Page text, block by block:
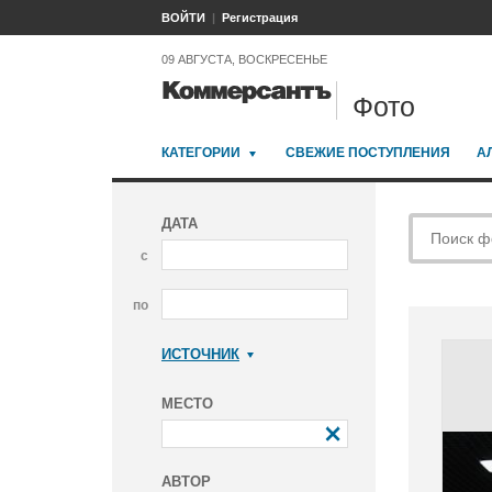
ВОЙТИ Регистрация
09 АВГУСТА, ВОСКРЕСЕНЬЕ
Фото
КАТЕГОРИИ СВЕЖИЕ ПОСТУПЛЕНИЯ
ДАТА
с
по
ИСТОЧНИК
МЕСТО
АВТОР